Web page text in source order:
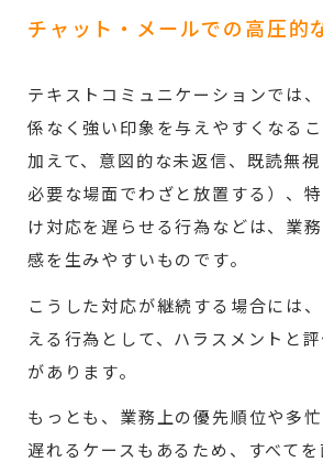
チャット・メールでの高圧的
テキストコミュニケーションでは
係なく強い印象を与えやすくなるこ
加えて、意図的な未返信、既読無
必要な場面でわざと放置する）、
け対応を遅らせる行為などは、業
感を生みやすいものです。
こうした対応が継続する場合には
える行為として、ハラスメントと
があります。
もっとも、業務上の優先順位や多
遅れるケースもあるため、すべて